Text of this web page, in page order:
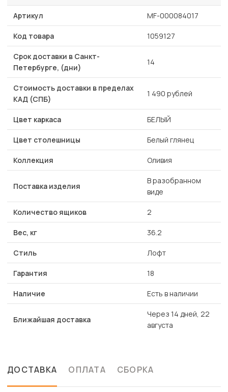
Артикул MF-000084017
Код товара 1059127
Срок доставки в Санкт-
Петербурге, (дни)
14
Стоимость доставки в пределах
КАД (СПБ)
1 490 рублей
Цвет каркаса БЕЛЫЙ
Цвет столешницы Белый глянец
Коллекция Оливия
Поставка изделия
В разобранном
виде
Количество ящиков 2
Вес, кг 36.2
Стиль Лофт
Гарантия 18
Наличие Есть в наличии
Ближайшая доставка
Через 14 дней, 22
августа
ДОСТАВКА ОПЛАТА СБОРКА